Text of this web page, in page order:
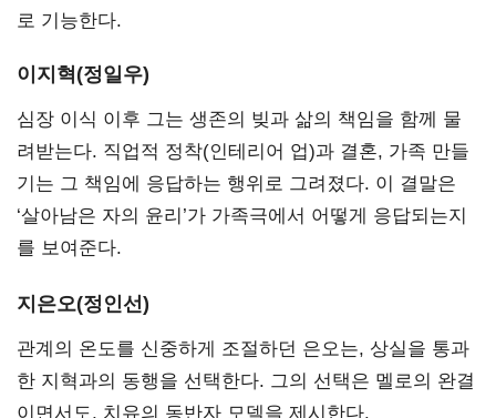
로 기능한다.
이지혁(정일우)
심장 이식 이후 그는 생존의 빚과 삶의 책임을 함께 물
려받는다. 직업적 정착(인테리어 업)과 결혼, 가족 만들
기는 그 책임에 응답하는 행위로 그려졌다. 이 결말은
‘살아남은 자의 윤리’가 가족극에서 어떻게 응답되는지
를 보여준다.
지은오(정인선)
관계의 온도를 신중하게 조절하던 은오는, 상실을 통과
한 지혁과의 동행을 선택한다. 그의 선택은 멜로의 완결
이면서도, 치유의 동반자 모델을 제시한다.